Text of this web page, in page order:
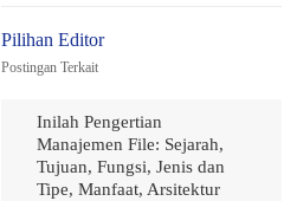
Postingan Terkait
Inilah Pengertian
Manajemen File: Sejarah,
Tujuan, Fungsi, Jenis dan
Tipe, Manfaat, Arsitektur